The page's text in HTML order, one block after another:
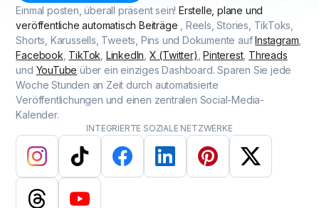
Einmal posten, überall präsent sein! Erstelle, plane und
veröffentliche automatisch Beiträge
, Reels, Stories, TikToks,
Shorts, Karussells, Tweets, Pins und Dokumente aufInstagram
Facebook TikTok LinkedIn X (Twitter) ,Pinterest, Threads
und YouTube über ein einziges Dashboard. Sparen Sie jede
Woche Stunden an Zeit durch automatisierte
Veröffentlichungen und einen zentralen Social-Media-
Kalender.
INTEGRIERTE SOZIALE NETZWERKE